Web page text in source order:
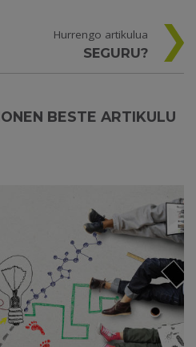
Hurrengo artikulua
SEGURU?
BESTE ARTIKULU